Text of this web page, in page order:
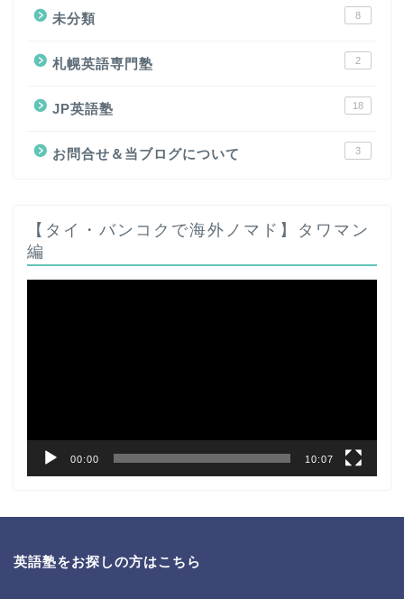
未分類 8
札幌英語専門塾 2
JP英語塾 18
お問合せ＆当ブログについて 3
【タイ・バンコクで海外ノマド】タワマン
編
00:00 10:07
英語塾をお探しの方はこちら